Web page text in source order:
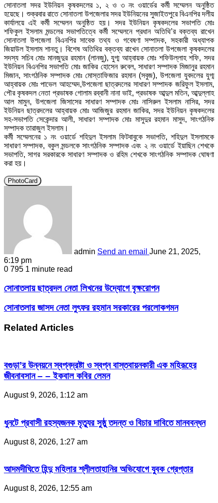
সোনাতলা সদর ইউনিয়ন কৃষকদলের ১, ২ ও ৩ নং ওয়ার্ডের কর্মী সম্মেলন অনুষ্ঠিত
হয়েছে। শুক্রবার রাতে সোনাতলা উপজেলার সদর ইউনিয়নের সুজাইতপুরে বিএনপির দলীয়
কার্যালয়ে এই কর্মী সম্মেলন অনুষ্ঠিত হয়। সদর ইউনিয়ন কৃষকদলের সভাপতি মোঃ
শফিকুল ইসলাম মন্ডলের সভাপতিত্বে কর্মী সম্মেলনে প্রধান অতিথি’র বক্তব্য রাখেন
সোনাতলা উপজেলা বিএনপির সাবেক তথ্য ও গবেষণা সম্পাদক, সহকারী অধ্যাপক
জিয়াউল ইসলাম শানতু। বিশেষ অতিথির বক্তব্য রাখেন সোনাতলা উপজেলা কৃষকদলের
সদস্য সচিব মোঃ মানজুদুর রহমান (লানজু), যুগ্ম আহ্বায়ক মোঃ শফিউল্লাহ শফি, সদর
ইউনিয়ন বিএনপির সভাপতি মোঃ জাকির হোসেন রুবেল, সাধারণ সম্পাদক মিজানুর রহমান
মিজান, সাংগঠনিক সম্পাদক মোঃ মোস্তাফিজার রহমান (সবুজ), উপজেলা যুবদলের যুগ্ম
আহ্বায়ক মোঃ পাভেল আহম্মেদ,উপজেলা ছাত্রদলের সাধারণ সম্পাদক জরিফুল ইসলাম,
পৌর কৃষকদল নেতা প্রভাষক গোলাম রব্বানী নানা ভাই, প্রভাষক আব্দুল মতিন, আব্দুল্লাহ
আল মামুন, উপজেলা জিসাসের সাধারণ সম্পাদক মোঃ নাসিরুল ইসলাম নাসির, সদর
ইউনিয়ন ছাত্রদলের আহ্বায়ক মোঃ আজিজুর রহমান জাকির, সদর ইউনিয়ন কৃষকদলের
সহ-সভাপতি সেকেন্দার আলী, সাধারণ সম্পাদক মোঃ মাসুদুর রহমান মাসুদ, সাংগঠনিক
সম্পাদক তারাজুল ইসলাম।
কর্মী সম্মেলনের ১ নং ওয়ার্ডে শহিদুল ইসলাম ফিটবাবুকে সভাপতি, শহিদুল ইসলামকে
সাধারণ সম্পাদক, বকুল মন্ডলকে সাংগঠনিক সম্পাদক এবং ২ নং ওয়ার্ডে ইয়াছিন শেখকে
সভাপতি, সাগর সরকারকে সাধারণ সম্পাদক ও রহিম শেখকে সাংগঠনিক সম্পাদক ঘোষণা
করা হয়।
PhotoCard
admin Send an email June 21, 2025,
6:19 pm
0 795 1 minute read
সোনাতলায় ছাত্রদল নেতা লিখনের উদ্যোগে বৃক্ষরোপন
সোনাতলার জাসদ নেতা লুৎফর রহমান সরকারের পরলোকগমন
Related Articles
বগুড়া’র উন্নয়নে স্বপ্নদ্রষ্টা ও স্বপ্ন বাস্তবায়নকারী এক মহিরূহের
জীবনাবসান – – ইকবাল কবির লেমন
August 9, 2026, 1:12 am
ধুনটে প্রবাসী রহস্যজনক মৃত্যুর সুষ্ঠু তদন্ত ও বিচার দাবিতে মানববন্ধন
August 8, 2026, 1:27 am
আদমদীঘিতে হিন্দু মহিলার শ্লীলতাহানির অভিযোগে যুবক গ্রেপ্তার
August 8, 2026, 12:55 am